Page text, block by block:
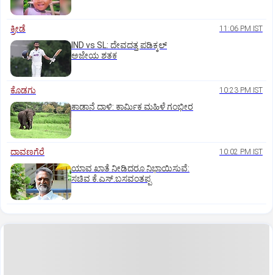
ಕ್ರೀಡೆ 11:06 PM IST
IND vs SL: ದೇವದತ್ತ ಪಡಿಕ್ಕಲ್‌
ಅಜೇಯ ಶತಕ
ಕೊಡಗು 10:23 PM IST
ಕಾಡಾನೆ ದಾಳಿ: ಕಾರ್ಮಿಕ ಮಹಿಳೆ ಗಂಭೀರ
ದಾವಣಗೆರೆ 10:02 PM IST
ಯಾವ ಖಾತೆ ನೀಡಿದರೂ ನಿಭಾಯಿಸುವೆ:
ಸಚಿವ ಕೆ.ಎಸ್.ಬಸವಂತಪ್ಪ